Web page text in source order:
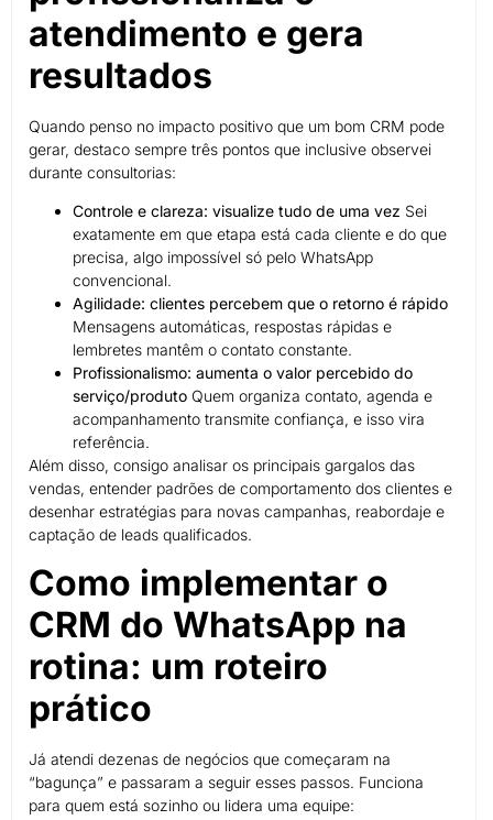
atendimento e gera
resultados
Quando penso no impacto positivo que um bom CRM pode
gerar, destaco sempre três pontos que inclusive observei
durante consultorias:
Controle e clareza: visualize tudo de uma vez Sei
exatamente em que etapa está cada cliente e do que
precisa, algo impossível só pelo WhatsApp
convencional.
Agilidade: clientes percebem que o retorno é rápido
Mensagens automáticas, respostas rápidas e
lembretes mantêm o contato constante.
Profissionalismo: aumenta o valor percebido do
serviço/produto Quem organiza contato, agenda e
acompanhamento transmite confiança, e isso vira
referência.
Além disso, consigo analisar os principais gargalos das
vendas, entender padrões de comportamento dos clientes e
desenhar estratégias para novas campanhas, reabordaje e
captação de leads qualificados.
Como implementar o
CRM do WhatsApp na
rotina: um roteiro
prático
Já atendi dezenas de negócios que começaram na
“bagunça” e passaram a seguir esses passos. Funciona
para quem está sozinho ou lidera uma equipe: